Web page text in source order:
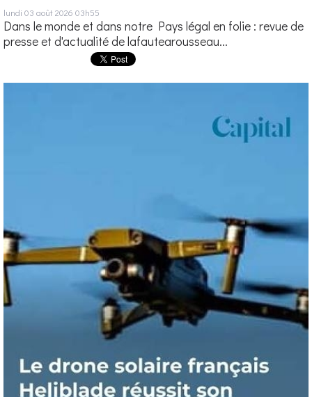
lundi 03 août 2026 03h55
Dans le monde et dans notre Pays légal en folie : revue de
presse et d'actualité de lafautearousseau...